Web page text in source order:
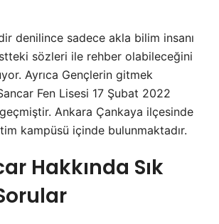
denilince sadece akla bilim insanı
sözleri ile rehber olabileceğini
Ayrıca Gençlerin gitmek
Fen Lisesi 17 Şubat 2022
Ankara Çankaya ilçesinde
kampüsü içinde bulunmaktadır.
Hakkında Sık